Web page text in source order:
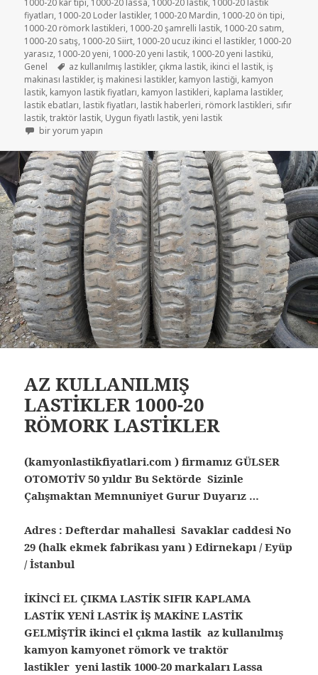
1000-20 kar tipi, 1000-20 lassa, 1000-20 lastik, 1000-20 lastik
fiyatları, 1000-20 Loder lastikler, 1000-20 Mardin, 1000-20 ön tipi,
1000-20 römork lastikleri, 1000-20 şamrelli lastik, 1000-20 satım,
1000-20 satış, 1000-20 Siirt, 1000-20 ucuz ikinci el lastikler, 1000-20
yarasız, 1000-20 yeni, 1000-20 yeni lastik, 1000-20 yeni lastikü,
Genel
Etiketler
az kullanılmış lastikler, çıkma lastik, ikinci el lastik, iş
makinası lastikler, iş makinesi lastikler, kamyon lastiği, kamyon
lastik, kamyon lastik fiyatları, kamyon lastikleri, kaplama lastikler,
lastik ebatları, lastik fiyatları, lastik haberleri, römork lastikleri, sıfır
lastik,traktör lastik, Uygun fiyatlı lastik,yeni lastik
Ekskavatör 1000-20 iş makinesi lastikler için
bir yorum yapın
AZ KULLANILMIŞ
LASTİKLER 1000-20
RÖMORK LASTİKLER
(kamyonlastikfiyatlari.com ) firmamız GÜLSER
OTOMOTİV 50 yıldır Bu Sektörde Sizinle
Çalışmaktan Memnuniyet Gurur Duyarız …
Adres : Defterdar mahallesi Savaklar caddesi No
29 (halk ekmek fabrikası yanı ) Edirnekapı / Eyüp
/ İstanbul
İKİNCİ EL ÇIKMA LASTİK SIFIR KAPLAMA
LASTİK YENİ LASTİK İŞ MAKİNE LASTİK
GELMİŞTİR ikinci el çıkma lastik az kullanılmış
kamyon kamyonet römork ve traktör
lastikler yeni lastik 1000-20 markaları Lassa